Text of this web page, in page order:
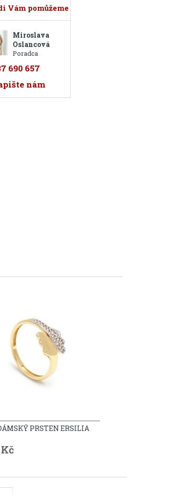
Vám pomůžeme
Miroslava
Oslancová
Poradca
690 657
nám
PRSTEN ERSILIA